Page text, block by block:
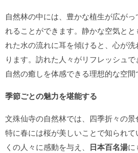
自然林の中には、豊かな植生が広が
れることができます。静かな空気とと
れた水の流れに耳を傾けると、心が
ります。訪れた人々がリフレッシュ
自然の癒しを体感できる理想的な空間
季節ごとの魅力を堪能する
文殊仙寺の自然林では、四季折々の景
特に春には桜が美しいことで知られ
くの人々に感動を与え、 日本百名湯に